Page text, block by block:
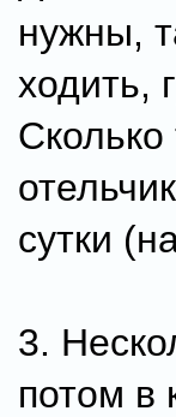
нужны,
ходить,
сутки
3.
потом в